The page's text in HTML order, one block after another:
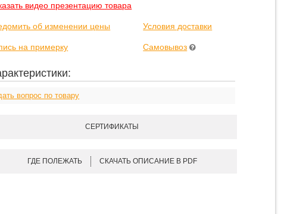
видео презентацию товара
об изменении цены Условия доставки
на примерку Самовывоз
вопрос по товару
СЕРТИФИКАТЫ
ГДЕ ПОЛЕЖАТЬ СКАЧАТЬ ОПИСАНИЕ В PDF